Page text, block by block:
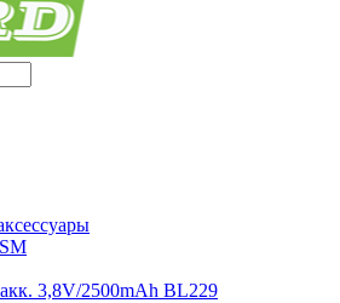
3,8V/2500mAh BL229